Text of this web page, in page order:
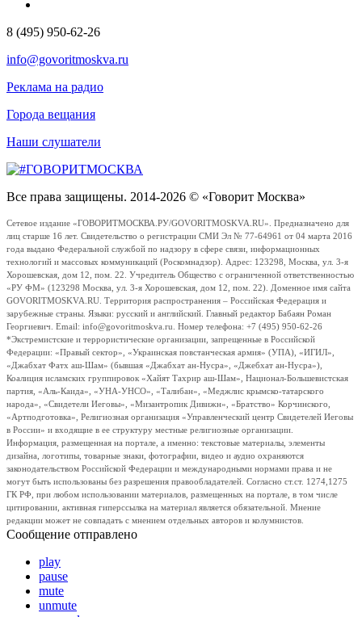
8 (495) 950-62-26
info@govoritmoskva.ru
Реклама на радио
Города вещания
Наши слушатели
Все права защищены. 2014-2026 © «Говорит Москва»
Сетевое издание «ГОВОРИТМОСКВА.РУ/GOVORITMOSKVA.RU». Предназначено для
лиц старше 16 лет. Свидетельство о регистрации СМИ Эл № 77-64961 от 04 марта 2016
года выдано Федеральной службой по надзору в сфере связи, информационных
технологий и массовых коммуникаций (Роскомнадзор). Адрес: 123298, Москва, ул. 3-я
Хорошевская, дом 12, пом. 22. Учредитель Общество с ограниченной ответственностью
«РУ ФМ» (123298 Москва, ул. 3-я Хорошевская, дом 12, пом. 22). Доменное имя сайта
GOVORITMOSKVA.RU. Территория распространения – Российская Федерация и
зарубежные страны. Языки: русский и английский. Главный редактор Бабаян Роман
Георгиевич. Email: info@govoritmoskva.ru. Номер телефона: +7 (495) 950-62-26
*Экстремистские и террористические организации, запрещенные в Российской
Федерации: «Правый сектор», «Украинская повстанческая армия» (УПА), «ИГИЛ»,
«Джабхат Фатх аш-Шам» (бывшая «Джабхат ан-Нусра», «Джебхат ан-Нусра»),
Коалиция исламских группировок «Хайят Тахрир аш-Шам», Национал-Большевистская
партия, «Аль-Каида», «УНА-УНСО», «Талибан», «Меджлис крымско-татарского
народа», «Свидетели Иеговы», «Мизантропик Дивижн», «Братство» Корчинского,
«Артподготовка», Религиозная организация «Управленческий центр Свидетелей Иеговы
в России» и входящие в ее структуру местные религиозные организации.
Информация, размещенная на портале, а именно: текстовые материалы, элементы
дизайна, логотипы, товарные знаки, фотографии, видео и аудио охраняются
законодательством Российской Федерации и международными нормами права и не
могут быть использованы без разрешения правообладателей. Согласно ст.ст. 1274,1275
ГК РФ, при любом использовании материалов, размещенных на портале, в том числе
цитировании, активная гиперссылка на материал является обязательной. Мнение
редакции может не совпадать с мнением отдельных авторов и колумнистов.
Сообщение отправлено
play
pause
mute
unmute